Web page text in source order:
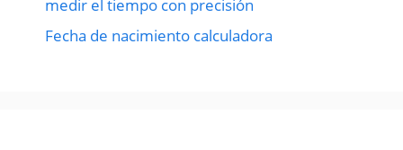
medir el tiempo con precisión
Fecha de nacimiento calculadora